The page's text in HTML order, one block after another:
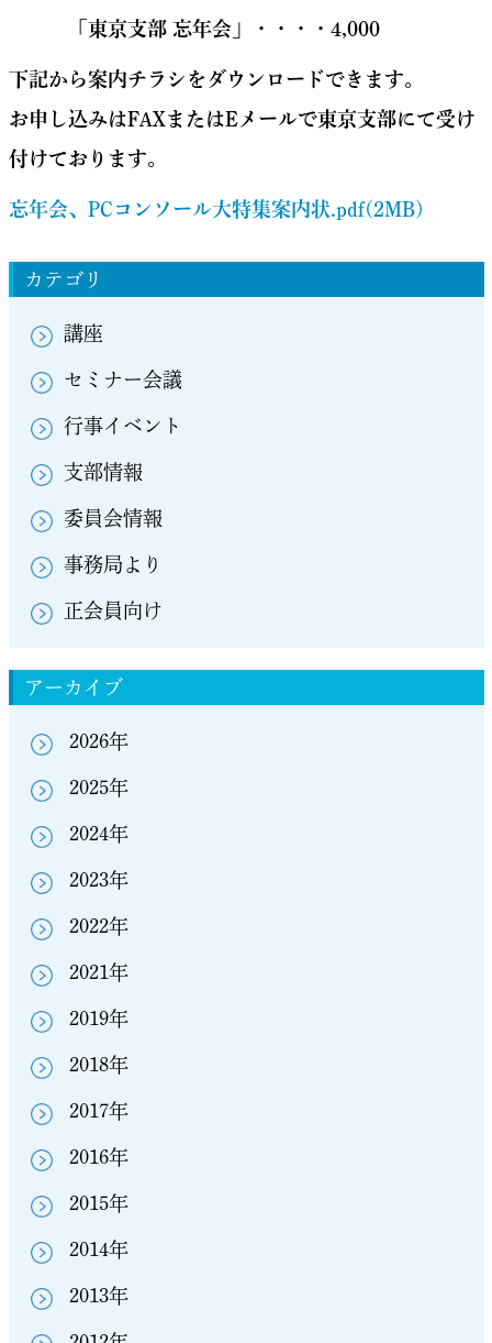
カテゴリ
講座
セミナー会議
行事イベント
支部情報
委員会情報
事務局より
正会員向け
アーカイブ
2026年
2025年
2024年
2023年
2022年
2021年
2019年
2018年
2017年
2016年
2015年
2014年
2013年
「東京支部 忘年会」・・・・4,000
下記から案内チラシをダウンロードできます。
お申し込みはFAXまたはEメールで東京支部にて受け
付けております。
忘年会、PCコンソール大特集案内状.pdf(2MB)